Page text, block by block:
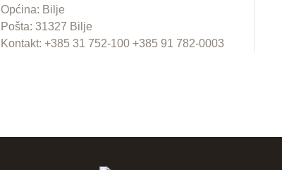
Općina: Bilje
Pošta: 31327 Bilje
Kontakt: +385 31 752-100 +385 91 782-0003